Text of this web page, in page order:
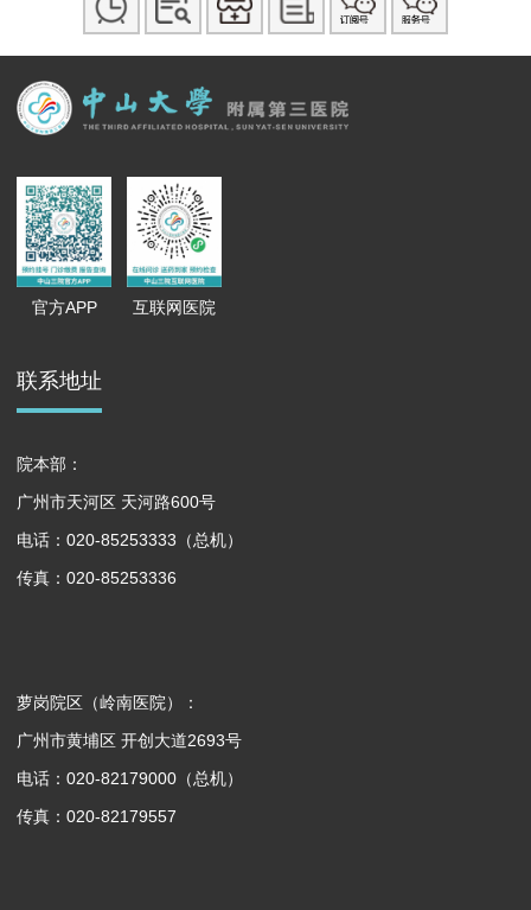
官方APP 互联网医院
联系地址
院本部：
广州市天河区 天河路600号
电话：020-85253333（总机）
传真：020-85253336
萝岗院区（岭南医院）：
广州市黄埔区 开创大道2693号
电话：020-82179000（总机）
传真：020-82179557